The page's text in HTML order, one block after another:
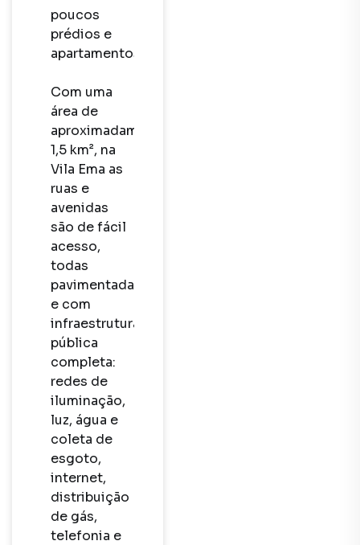
poucos
prédios e
apartamentos.
Com uma
área de
aproximadamente
1,5 km², na
Vila Ema as
ruas e
avenidas
são de fácil
acesso,
todas
pavimentadas
e com
infraestrutura
pública
completa:
redes de
iluminação,
luz, água e
coleta de
esgoto,
internet,
distribuição
de gás,
telefonia e